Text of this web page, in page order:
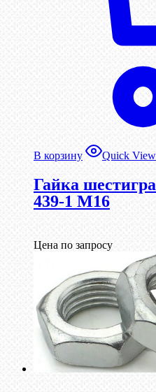
В корзину Quick View
Гайка
439-1 М16
Цена по запросу